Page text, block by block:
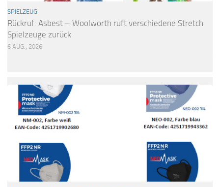
SPIELZEUG
Rückruf: Asbest – Woolworth ruft verschiedene Stretch
Spielzeuge zurück
6 AUG., 2026